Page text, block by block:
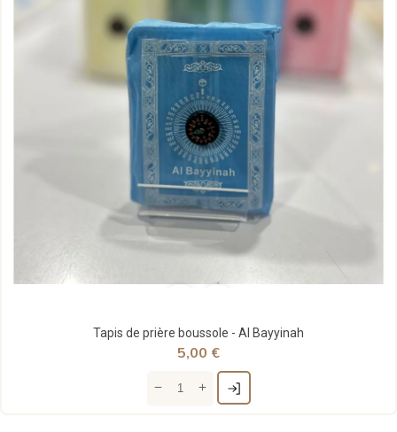
Tapis de prière boussole - Al Bayyinah
5,00 €